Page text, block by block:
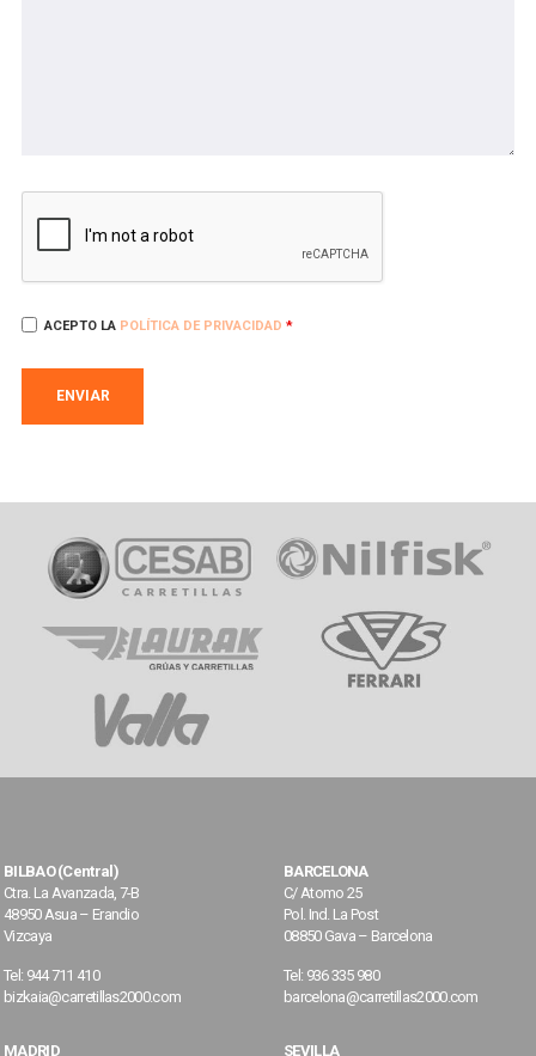
ACEPTO LA POLÍTICA DE PRIVACIDAD *
BILBAO (Central)
Ctra. La Avanzada, 7-B
48950 Asua – Erandio
Vizcaya
Tel: 944 711 410
bizkaia@carretillas2000.com
BARCELONA
C/ Atomo 25
Pol. Ind. La Post
08850 Gava – Barcelona
Tel: 936 335 980
barcelona@carretillas2000.com
MADRID SEVILLA